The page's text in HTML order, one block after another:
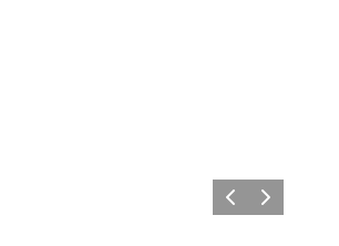
Forrige billede
Næste billede